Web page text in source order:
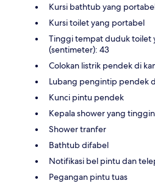
Kursi bathtub yang
Kursi toilet yang portabel
Tinggi tempat duduk toilet
(sentimeter): 43
Colokan listrik pendek di
Lubang pengintip pendek
Kunci pintu pendek
Kepala shower yang
Shower tranfer
Bathtub difabel
Notifikasi bel pintu dan
Pegangan pintu tuas